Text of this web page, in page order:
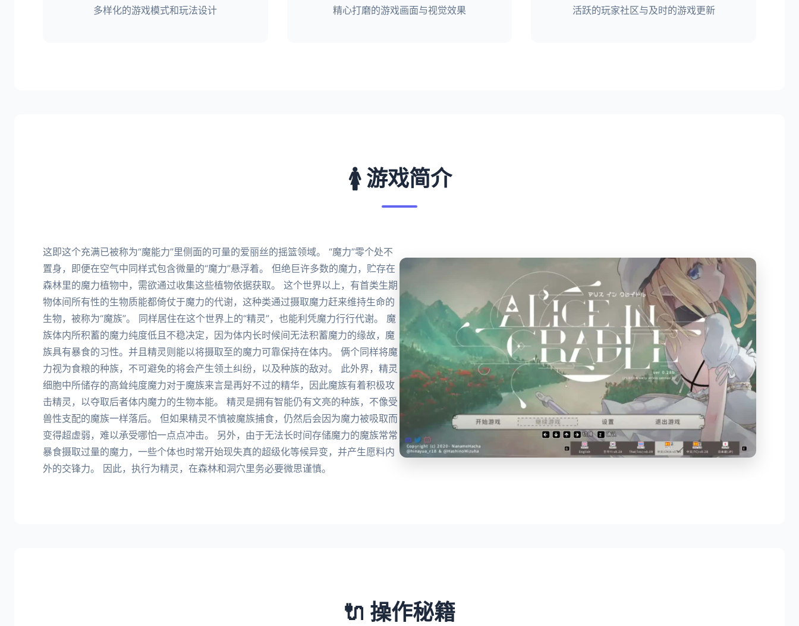
多样化的游戏模式和玩法设计 精心打磨的游戏画面与视觉效果 活跃的玩家社区与及时的游戏更新
🚺 游戏简介
这即这个充满已被称为“魔能力”里侧面的可量的爱丽丝的摇篮领域。 “魔力”零个处不
置身，即便在空气中同样式包含微量的“魔力”悬浮着。 但绝巨许多数的魔力，贮存在
森林里的魔力植物中，需欲通过收集这些植物依据获取。 这个世界以上，有首类生期
物体间所有性的生物质能都倚仗于魔力的代谢，这种类通过摄取魔力赶来维持生命的
生物，被称为“魔族”。 同样居住在这个世界上的“精灵”，也能利凭魔力行行代谢。 魔
族体内所积蓄的魔力纯度低且不稳决定，因为体内长时候间无法积蓄魔力的缘故，魔
族具有暴食的习性。并且精灵则能以将摄取至的魔力可靠保持在体内。 俩个同样将魔
力视为食粮的种族，不可避免的将会产生领土纠纷，以及种族的敌对。 此外界，精灵
细胞中所储存的高耸纯度魔力对于魔族来言是再好不过的精华，因此魔族有着积极攻
击精灵，以夺取后者体内魔力的生物本能。 精灵是拥有智能仍有文亮的种族，不像受
兽性支配的魔族一样落后。 但如果精灵不慎被魔族捕食，仍然后会因为魔力被吸取而
变得超虚弱，难以承受哪怕一点点冲击。 另外，由于无法长时间存储魔力的魔族常常
暴食摄取过量的魔力，一些个体也时常开始现失真的超级化等候异变，并产生愿料内
外的交锋力。 因此，执行为精灵，在森林和洞穴里务必要微思谨慎。
🔌 操作秘籍